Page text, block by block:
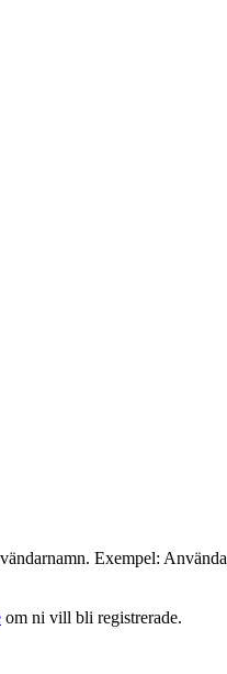
Exempel:
om ni vill bli registrerade.